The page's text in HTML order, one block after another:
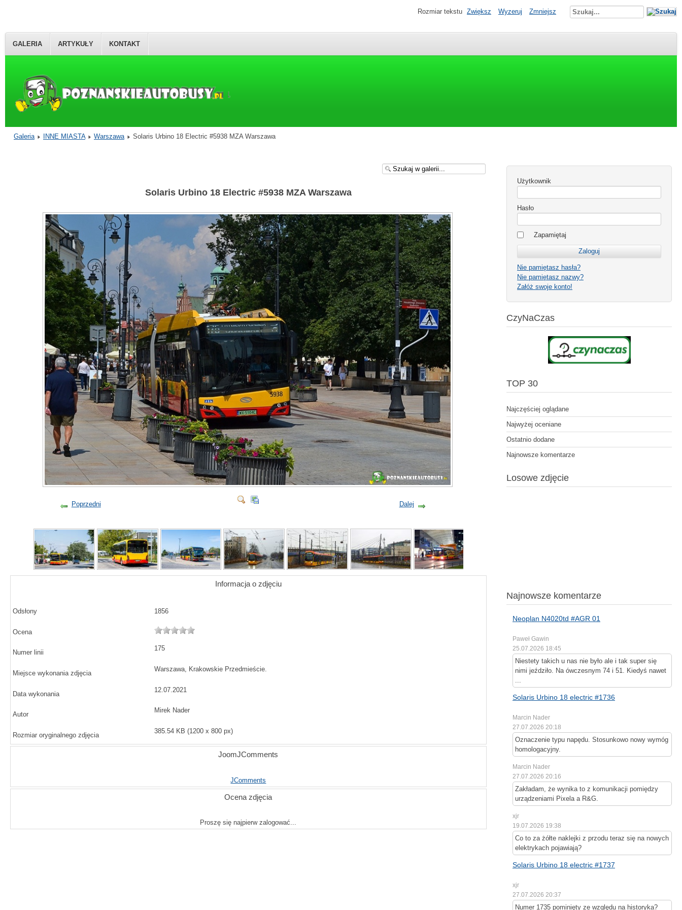
GALERIA ARTYKUŁY KONTAKT
Rozmiar tekstu Zwiększ Wyzeruj Zmniejsz
Galeria INNE MIASTA Warszawa Solaris Urbino 18 Electric #5938 MZA Warszawa
Solaris Urbino 18 Electric #5938 MZA Warszawa
Poprzedni Dalej
Informacja o zdjęciu
Odsłony 1856
Ocena
Numer linii
175
Miejsce wykonania zdjęcia
Warszawa, Krakowskie Przedmieście.
Data wykonania
12.07.2021
Autor
Mirek Nader
Rozmiar oryginalnego zdjęcia
385.54 KB (1200 x 800 px)
JoomJComments
JComments
Ocena zdjęcia
Proszę się najpierw zalogować...
Użytkownik
Hasło
Zapamiętaj
Nie pamiętasz hasła?
Nie pamiętasz nazwy?
Załóż swoje konto!
CzyNaCzas
TOP 30
Najczęściej oglądane
Najwyżej oceniane
Ostatnio dodane
Najnowsze komentarze
Losowe zdjęcie
Najnowsze komentarze
Neoplan N4020td #AGR 01
Paweł Gawin
25.07.2026 18:45
Niestety takich u nas nie było ale i tak super się
nimi jeździło. Na ówczesnym 74 i 51. Kiedyś nawet
Solaris Urbino 18 electric #1736
Marcin Nader
27.07.2026 20:18
Oznaczenie typu napędu. Stosunkowo nowy wymóg
homologacyjny.
Marcin Nader
27.07.2026 20:16
Zakładam, że wynika to z komunikacji pomiędzy
urządzeniami Pixela a R&G.
xjr
19.07.2026 19:38
Co to za żółte naklejki z przodu teraz się na nowych
elektrykach pojawiają?
Solaris Urbino 18 electric #1737
xjr
27.07.2026 20:37
Numer 1735 pominięty ze względu na historyka?